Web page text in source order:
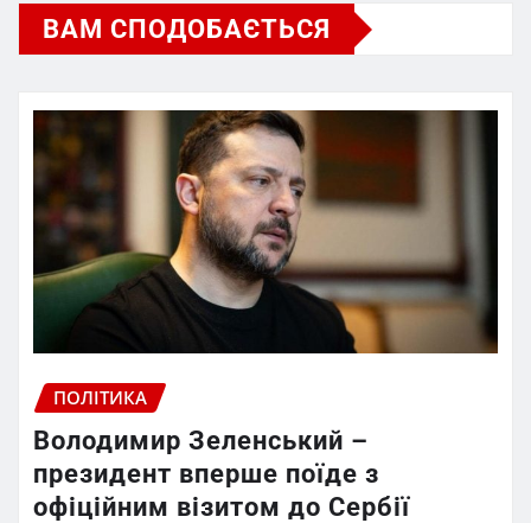
ВАМ СПОДОБАЄТЬСЯ
ПОЛІТИКА
Володимир Зеленський –
президент вперше поїде з
офіційним візитом до Сербії